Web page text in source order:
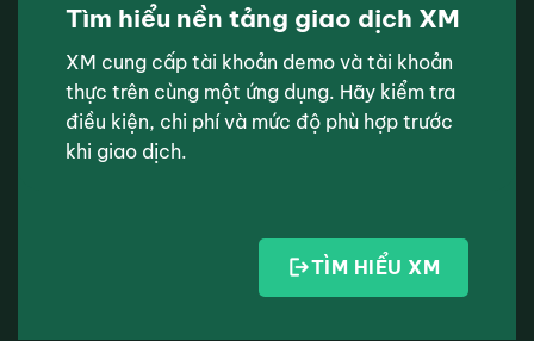
Tìm hiểu nền tảng giao dịch XM
XM cung cấp tài khoản demo và tài khoản
thực trên cùng một ứng dụng. Hãy kiểm tra
điều kiện, chi phí và mức độ phù hợp trước
khi giao dịch.
TÌM HIỂU XM